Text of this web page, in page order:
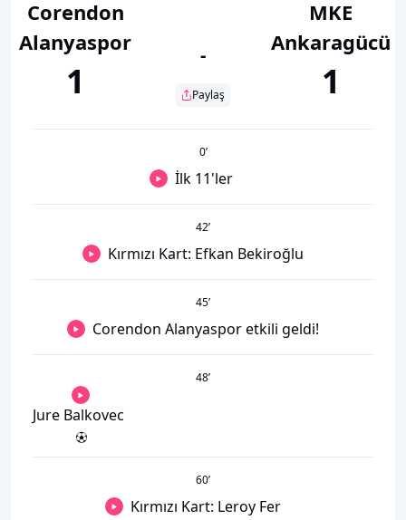
Corendon
Alanyaspor
1
-
Paylaş
MKE
Ankaragücü
1
0’
İlk 11'ler
42’
Kırmızı Kart: Efkan Bekiroğlu
45’
Corendon Alanyaspor etkili geldi!
48’
Jure Balkovec
60’
Kırmızı Kart: Leroy Fer